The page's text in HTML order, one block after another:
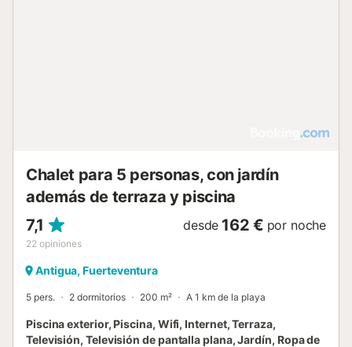
Chalet para 5 personas, con jardín
además de terraza y piscina
7,1
22 opiniones
desde 162 € por noche
Antigua, Fuerteventura
5 pers. 2 dormitorios 200 m² A 1 km de la playa
Piscina exterior, Piscina, Wifi, Internet, Terraza,
Televisión, Televisión de pantalla plana, Jardín, Ropa de